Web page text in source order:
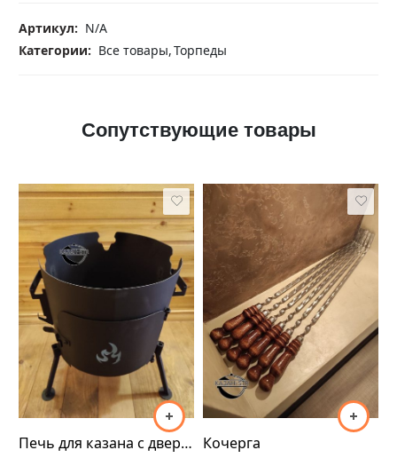
Артикул: N/A
Категории: Все товары,Торпеды
Сопутствующие товары
Печь для казана с дверцей 320мм-410мм
320мм
340мм
360мм
410мм
Кочерга